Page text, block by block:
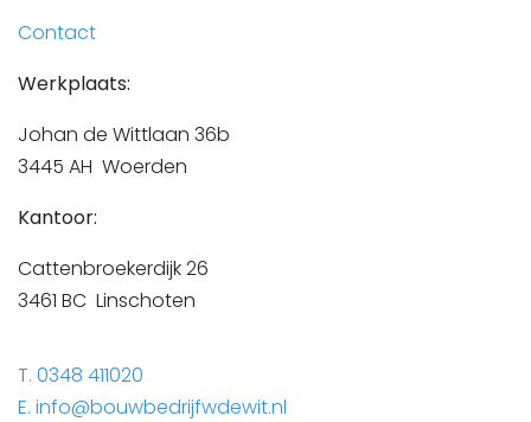
Contact
Werkplaats:
Johan de Wittlaan 36b
3445 AH Woerden
Kantoor:
Cattenbroekerdijk 26
3461 BC Linschoten
T. 0348 411020
E. info@bouwbedrijfwdewit.nl